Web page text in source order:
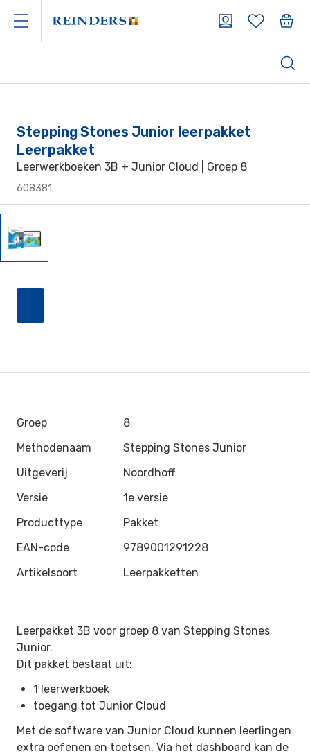
Stepping Stones Junior leerpakket
Leerpakket
Leerwerkboeken 3B + Junior Cloud | Groep 8
608381
Groep
8
Methodenaam
Stepping Stones Junior
Uitgeverij
Noordhoff
Versie
1e versie
Producttype
Pakket
EAN-code
9789001291228
Artikelsoort
Leerpakketten
Leerpakket 3B voor groep 8 van Stepping Stones
Junior.
Dit pakket bestaat uit:
1 leerwerkboek
toegang tot Junior Cloud
Met de software van Junior Cloud kunnen leerlingen
extra oefenen en toetsen. Via het dashboard kan de